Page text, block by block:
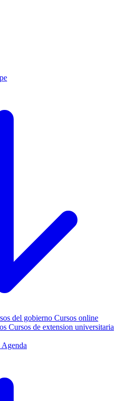
del gobierno Cursos online
Cursos de extension universitaria
Agenda